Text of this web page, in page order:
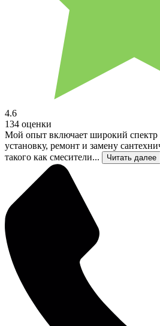
4.6
134 оценки
Мой опыт включает широкий спектр
установку, ремонт и замену
такого как смесители...
Читать далее